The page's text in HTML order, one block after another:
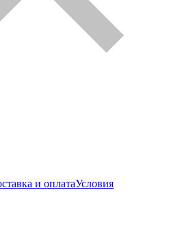
и оплатаУсловия